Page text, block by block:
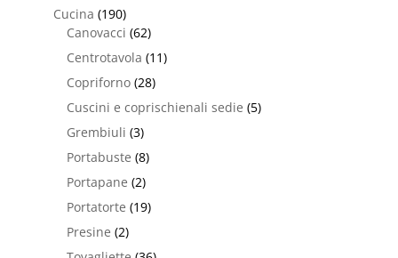
Cucina (190)
Canovacci (62)
Centrotavola (11)
Copriforno (28)
Cuscini e coprischienali sedie (5)
Grembiuli (3)
Portabuste (8)
Portapane (2)
Portatorte (19)
Presine (2)